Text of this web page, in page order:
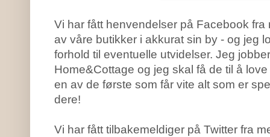
Vi har fått henvendelser på Facebook
av våre butikker i akkurat sin by - og jeg
forhold til eventuelle utvidelser. Jeg
Home&Cottage og jeg skal få de til å
en av de første som får vite alt som er
dere!
Vi har fått tilbakemeldiger på Twitter fra